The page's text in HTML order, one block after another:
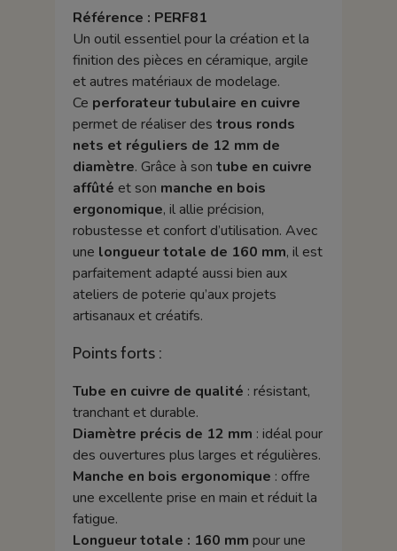
Référence : PERF81
Un outil essentiel pour la création et la
finition des pièces en céramique, argile
et autres matériaux de modelage.
Ce perforateur tubulaire en cuivre
permet de réaliser des trous ronds
nets et réguliers de 12 mm de
diamètre. Grâce à son tube en cuivre
affûté et son manche en bois
ergonomique, il allie précision,
robustesse et confort d’utilisation. Avec
une longueur totale de 160 mm, il est
parfaitement adapté aussi bien aux
ateliers de poterie qu’aux projets
artisanaux et créatifs.
Points forts :
Tube en cuivre de qualité : résistant,
tranchant et durable.
Diamètre précis de 12 mm : idéal pour
des ouvertures plus larges et régulières.
Manche en bois ergonomique : offre
une excellente prise en main et réduit la
fatigue.
Longueur totale : 160 mm pour une